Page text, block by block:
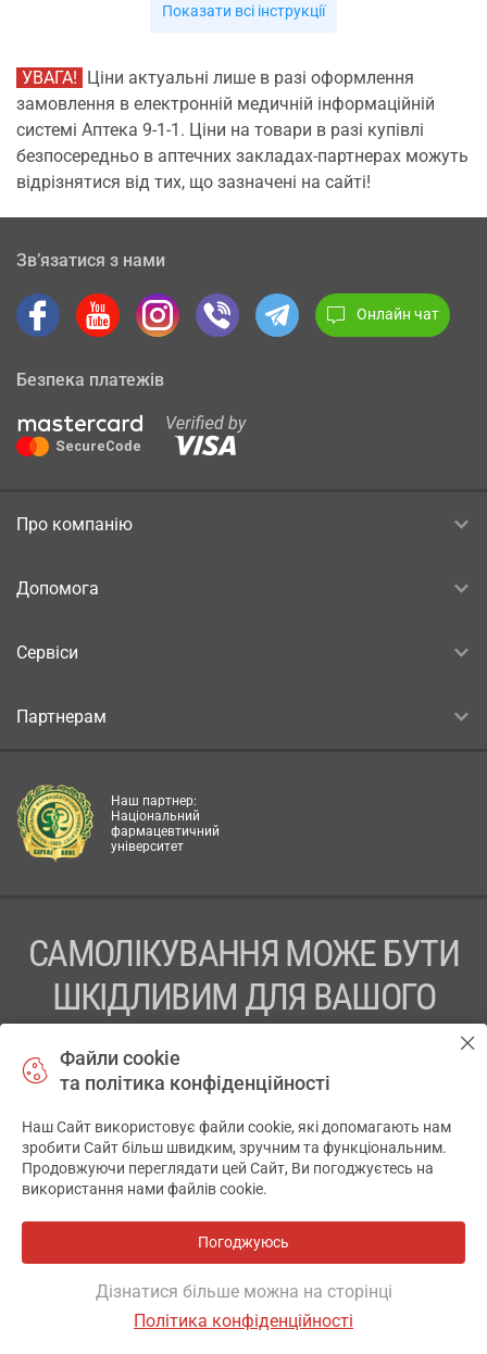
Показати всі інструкції
УВАГА! Ціни актуальні лише в разі оформлення
замовлення в електронній медичній інформаційній
системі Аптека 9-1-1. Ціни на товари в разі купівлі
безпосередньо в аптечних закладах-партнерах можуть
відрізнятися від тих, що зазначені на сайті!
Зв’язатися з нами
Онлайн чат
Безпека платежів
Про компанію
Допомога
Сервіси
Партнерам
Наш партнер:
Національний
фармацевтичний
університет
САМОЛІКУВАННЯ МОЖЕ БУТИ
ШКІДЛИВИМ ДЛЯ ВАШОГО
ПЕРЕД ЗАСТОСУВАННЯМ ПРЕПАРАТУ ПРОКОНСУЛЬТУЙТЕСЬ
ТОВ «АПТЕКА 911.ЮА» Код ЄДРПОУ 43631965.
Відмова від відповідальності
© 2014-2026. Медична інформаційна система АПТЕКА911.ЮА
Файли cookie
та політика конфіденційності
Наш Сайт використовує файли cookie, які допомагають нам
зробити Сайт більш швидким, зручним та функціональним.
Продовжуючи переглядати цей Сайт, Ви погоджуєтесь на
використання нами файлів cookie.
Погоджуюсь
Дізнатися більше можна на сторінці
Політика конфіденційності